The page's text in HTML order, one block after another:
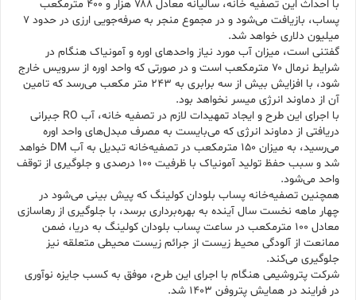
با احداث این تصفیه خانه، سالیانه معادل ۷۸۸ هزار و ۴۰۰ مترمکعب
پساب، بازیافت می‌شود و در مجموع منجر به صرفه‌جویی ارزی در حدود ۷
میلیون دلاری خواهد شد.
گفتنی است، میزان آب مورد نیاز واحدهای اوره و آمونیاک هنگام در
شرایط نرمال ۷۰ مترمکعب است و در صورتی که واحد اوره از سرویس خارج
شود، با افزایش بیش از سه برابری به ۲۴۳ متر مکعب می‌رسد که تامین
آن از دماوند انرژی میسر نخواهد بود.
با اجرای این طرح و ایجاد تمهیدات لازم در تصفیه خانه، آب RO جبرانی
دریافتی از دماوند انرژی که می‌بایست به مصرف مبدل‌های واحد اوره
می‌رسید، به میزان ۱۵۰ مترمکعب در تصفیه‌خانه تبدیل به آب DM خواهد
شد و سبب حفظ تولید آمونیاک با ظرفیت ۱۰۰ درصدی و جلوگیری از توقف
واحد می‌شود.
همچنین تصفیه‌خانه پساب بلودان کولینگ که پیش بینی می‌شود در
چهار ماهه نخست سال آینده به بهره‌برداری برسد، با جلوگیری از رهاسازی
معادل ۱۰۰ مترمکعب در ساعت پساب بلودان کولینگ به دریا، ضمن
ممانعت از آلودگی محیط زیست از جرائم زیست محیطی متعلقه نیز
جلوگیری می‌کند.
شرکت پتروشیمی هنگام با اجرای این طرح، موفق به کسب جایزه نوآوری
در فرایند در همایش پتروفن ۱۴۰۳ شد.